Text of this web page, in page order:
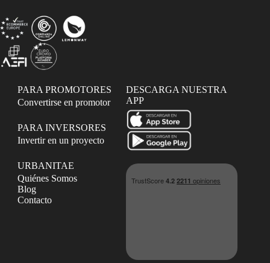
PARA PROMOTORES
Convertirse en promotor
PARA INVERSORES
Invertir en un proyecto
URBANITAE
Quiénes Somos
Blog
Contacto
DESCARGA NUESTRA
APP